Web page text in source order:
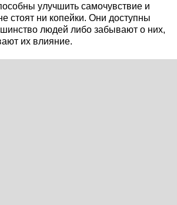
улучшить самочувствие и
стоят ни копейки. Они доступны
людей либо забывают о них,
их влияние.